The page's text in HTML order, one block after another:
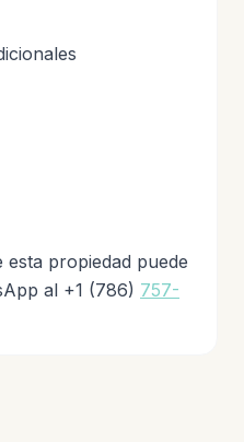
esta propiedad puede
al +1 (786) 757-